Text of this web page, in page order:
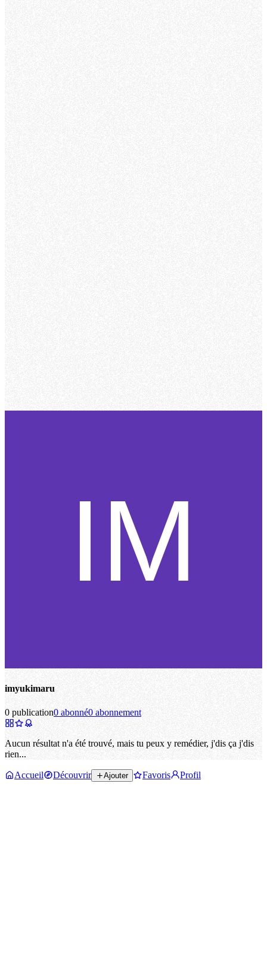
imyukimaru
0 publication0 abonné0 abonnement
Aucun résultat n'a été trouvé, mais tu peux y remédier, j'dis ça j'dis
rien...
Accueil Découvrir Ajouter Favoris Profil